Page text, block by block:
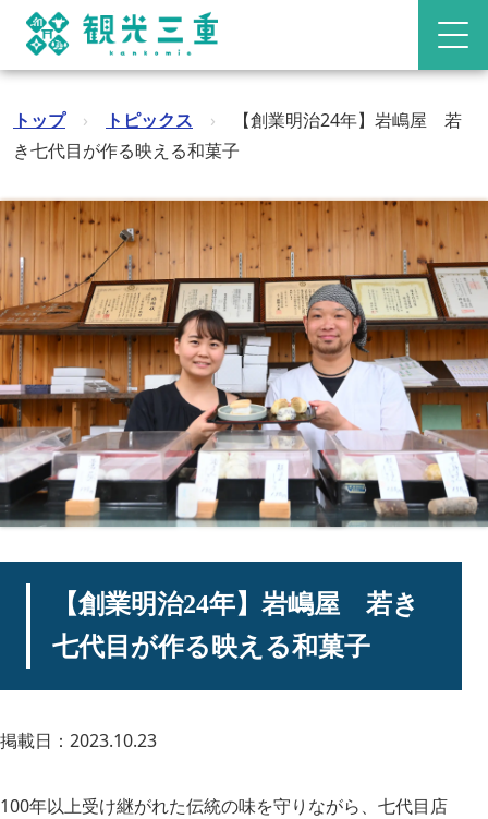
トップ › トピックス ›
【創業明治24年】岩嶋屋 若
き七代目が作る映える和菓子
【創業明治24年】岩嶋屋 若き
七代目が作る映える和菓子
掲載日：2023.10.23
100年以上受け継がれた伝統の味を守りながら、七代目店